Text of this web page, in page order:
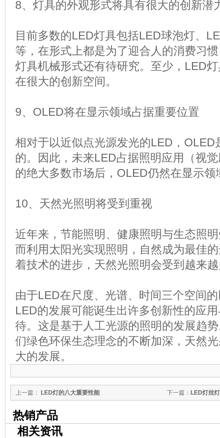
8、灯具的外观形式将具有很大的创新潜
目前多数的LED灯具包括LED球泡灯、
等，在形式上都是为了迎合人的消费习
灯具机械形式还有待研究。至少，LED
在很大的创新空间。
9、OLED将在显示领域占据重要位置
相对于以近似点光源发光的LED，OLED
的。因此，未来LED占据照明应用（视
的绝大多数市场后，OLED仍然在显示
10、天然光照明将受到重视
近年来，节能照明、健康照明与生态照
而利用太阳光实现照明，自然成为最佳
着技术的进步，天然光照明会受到越来
由于LED在尺度、光谱、时间三个空间
LED的发展可能诞生出许多创新性的应
待。这是基于人工光源的照明的发展趋
们绿色环保生态理念的不断加深，天然
大的发展。
下一篇： LED灯丝
上一篇： LED灯的八大重要性能
热销产品
相关资讯